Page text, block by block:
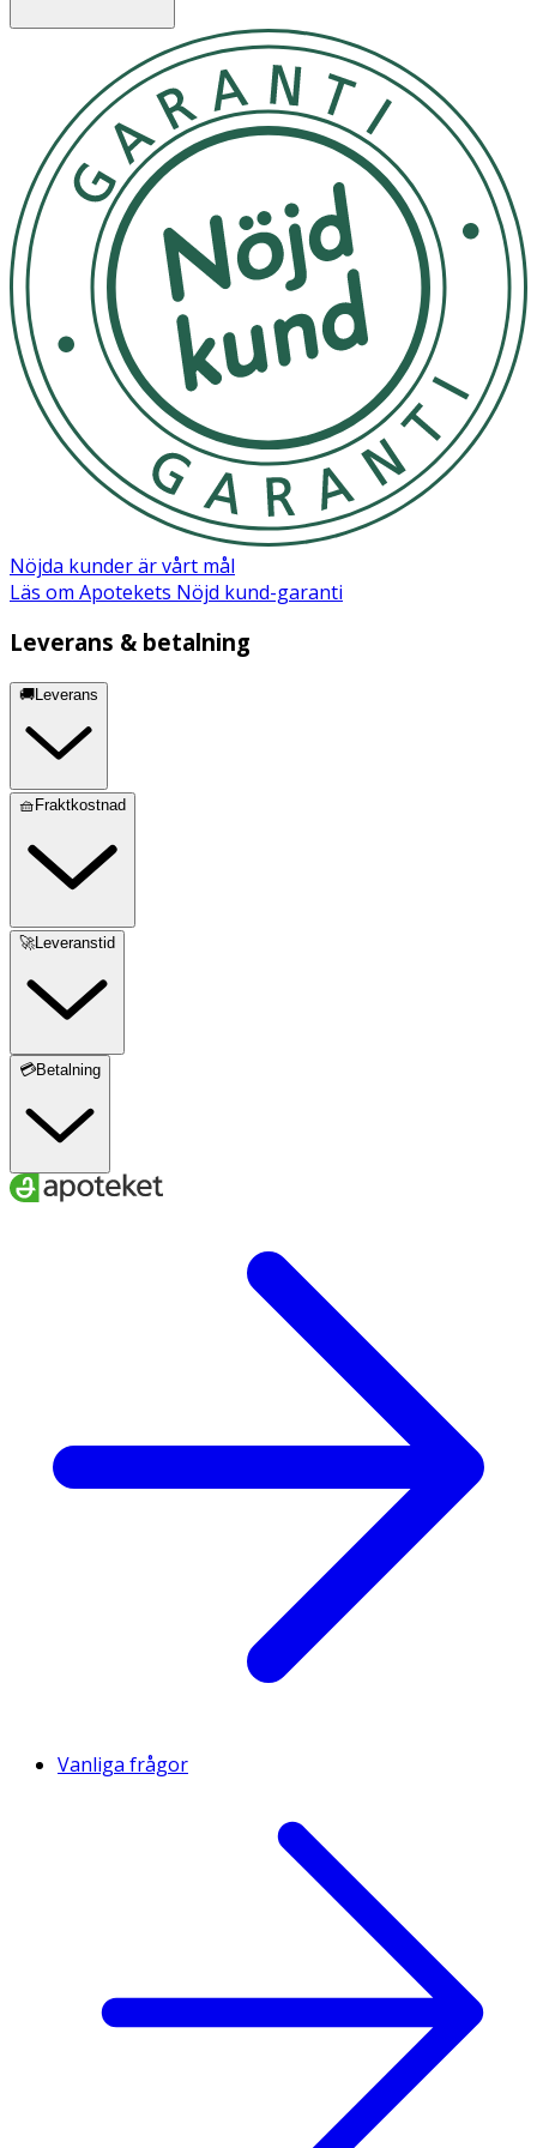
- Passar alla hudtyper.
- Oparfymerad.
Innehåll
Aqua, Ethylhexyl Stearate, Isopropyl Palmitate, Glycerin,
Polyglyceryl-3 Methylglucose Distearate, Cetyl Alcohol,
Glyceryl Stearate, Caprylic/Capric Triglyceride,
Dimethicone, Inulin, Panthenol, Bacillus Ferment, Alpha-
Glucan Oligosaccharide, Xanthan Gum, Propylene Glycol,
Disodium EDTA, Caprylyl Glycol, Citric Acid, Potassium
Sorbate, Phenoxyethanol.
Nöjda kunder är vårt mål
Läs om Apotekets Nöjd kund-garanti
Leverans & betalning
🚚Leverans
🧺Fraktkostnad
🚀Leveranstid
💳Betalning
Vanliga frågor